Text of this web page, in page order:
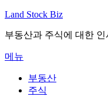
내
으
로
바
Land Stock Biz
부동산과 주식에 대한
메뉴
부동산
주식